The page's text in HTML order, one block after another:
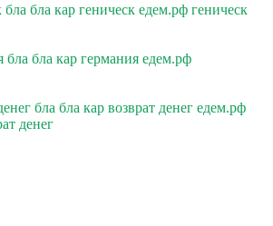
бла бла кар геническ едем.рф геническ
бла бла кар германия едем.рф
бла бла кар возврат денег едем.рф
денег